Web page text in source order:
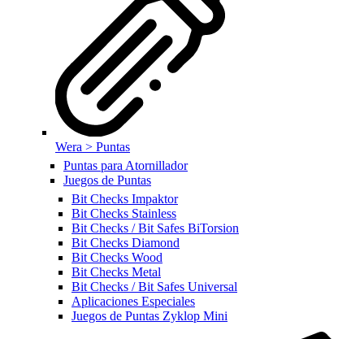
Wera > Puntas
Puntas para Atornillador
Juegos de Puntas
Bit Checks Impaktor
Bit Checks Stainless
Bit Checks / Bit Safes BiTorsion
Bit Checks Diamond
Bit Checks Wood
Bit Checks Metal
Bit Checks / Bit Safes Universal
Aplicaciones Especiales
Juegos de Puntas Zyklop Mini